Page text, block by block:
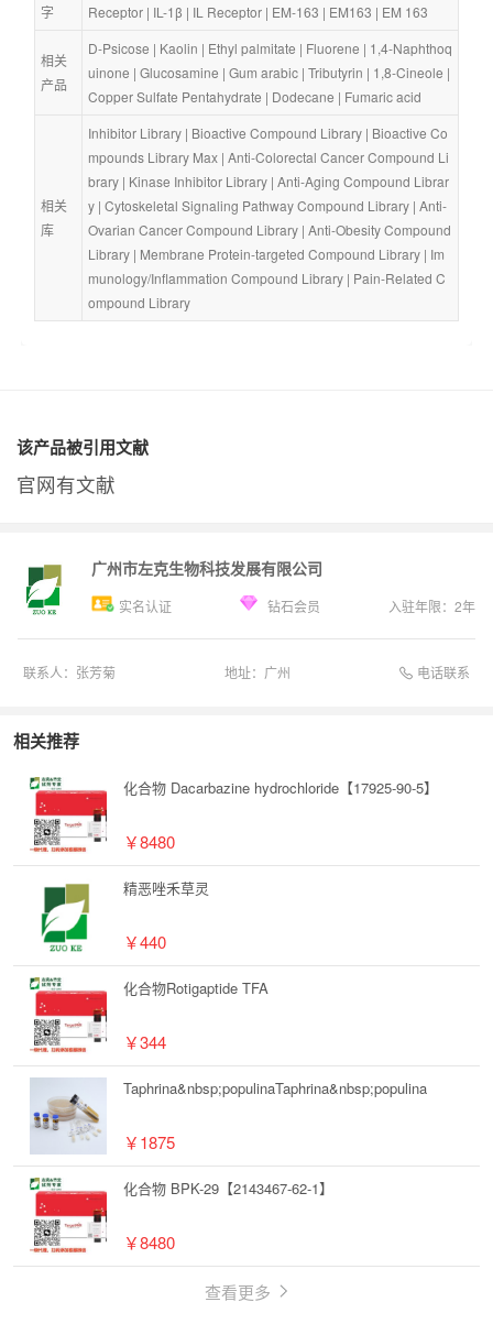
字
Receptor | IL-1β | IL Receptor | EM-163 | EM163 | EM 163
相关
产品
D-Psicose | Kaolin | Ethyl palmitate | Fluorene | 1,4-Naphthoq
uinone | Glucosamine | Gum arabic | Tributyrin | 1,8-Cineole
Copper Sulfate Pentahydrate | Dodecane | Fumaric acid
相关
库
Inhibitor Library | Bioactive Compound Library | Bioactive Co
mpounds Library Max | Anti-Colorectal Cancer Compound Li
brary | Kinase Inhibitor Library | Anti-Aging Compound Librar
y | Cytoskeletal Signaling Pathway Compound Library | Anti-
Ovarian Cancer Compound Library | Anti-Obesity Compound
Library | Membrane Protein-targeted Compound Library | Im
munology/Inflammation Compound Library | Pain-Related C
ompound Library
该产品被引用文献
官网有文献
广州市左克生物科技发展有限公司
实名认证 钻石会员 入驻年限： 2年
联系人： 张芳菊 地址： 广州 电话联系
相关推荐
化合物 Dacarbazine hydrochloride【17925-90-5】
￥8480
精恶唑禾草灵
￥440
化合物Rotigaptide TFA
￥344
Taphrina&nbsp;populinaTaphrina&nbsp;populina
￥1875
化合物 BPK-29【2143467-62-1】
￥8480
查看更多